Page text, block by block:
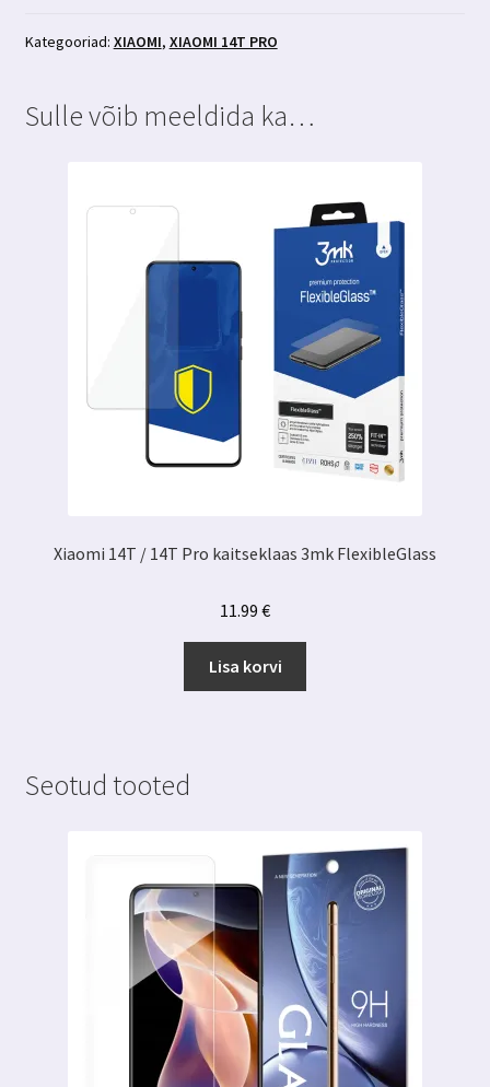
kaaned
3MK
Kategooriad: XIAOMI, XIAOMI 14T PRO
Sulle võib meeldida ka…
Xiaomi 14T / 14T Pro kaitseklaas 3mk FlexibleGlass
11.99 €
Lisa korvi
Seotud tooted